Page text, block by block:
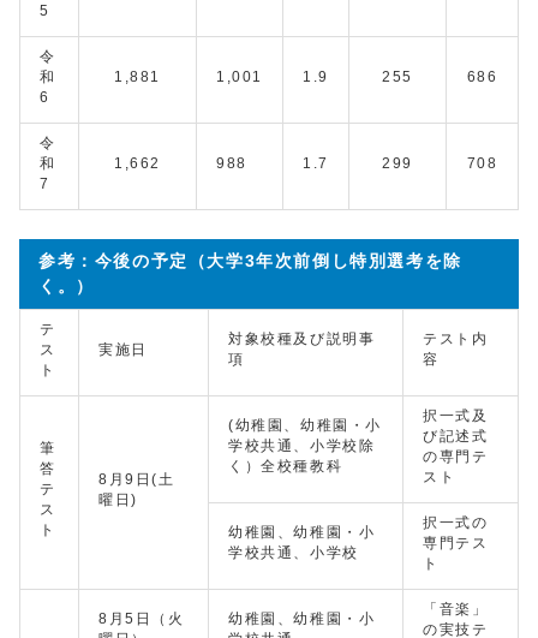
5
令
和
6
1,881 1,001 1.9 255 686
令
和
7
1,662 988 1.7 299 708
参考：今後の予定（大学3年次前倒し特別選考を除
く。）
テ
ス
ト
実施日
対象校種及び説明事
項
テスト内
容
筆
答
テ
ス
ト
8月9日(土
曜日)
(幼稚園、幼稚園・小
学校共通、小学校除
く）全校種教科
択一式及
び記述式
の専門テ
スト
幼稚園、幼稚園・小
学校共通、小学校
択一式の
専門テス
ト
8月5日（火
幼稚園、幼稚園・小
「音楽」
の実技テ